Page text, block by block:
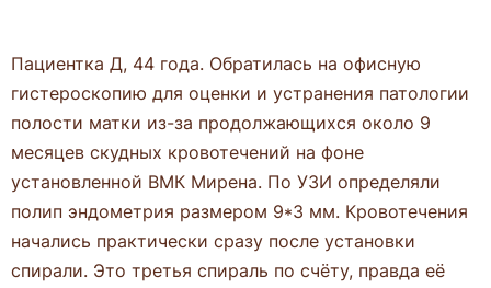
Пациентка Д, 44 года. Обратилась на офисную
гистероскопию для оценки и устранения патологии
полости матки из-за продолжающихся около 9
месяцев скудных кровотечений на фоне
установленной ВМК Мирена. По УЗИ определяли
полип эндометрия размером 9*3 мм. Кровотечения
начались практически сразу после установки
спирали. Это третья спираль по счёту, правда её